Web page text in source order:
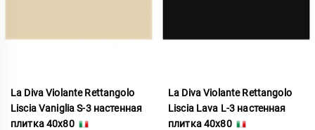
La Diva Violante Rettangolo
Liscia Vaniglia S-3 настенная
плитка 40x80
La Diva Violante Rettangolo
Liscia Lava L-3 настенная
плитка 40x80